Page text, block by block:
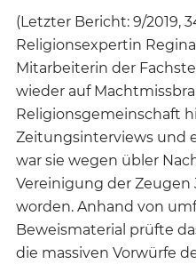
(Letzter Bericht: 9/2019,
Religionsexpertin
Mitarbeiterin der
wieder auf
Religionsgemeinschaft
Zeitungsinterviews und
war sie wegen übler
Vereinigung der Zeugen
worden. Anhand von
Beweismaterial prüfte
die massiven Vorwürfe